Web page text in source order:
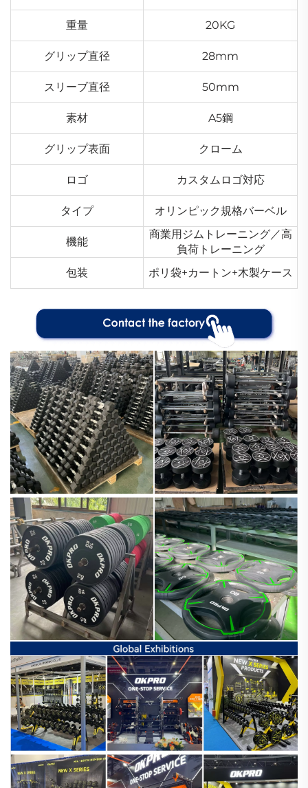
重量 20KG
グリップ直径 28mm
スリーブ直径 50mm
素材 A5鋼
グリップ表面 クローム
ロゴ カスタムロゴ対応
タイプ オリンピック規格バーベル
機能
商業用ジムトレーニング／高
負荷トレーニング
包装
ポリ袋+カートン+木製ケース